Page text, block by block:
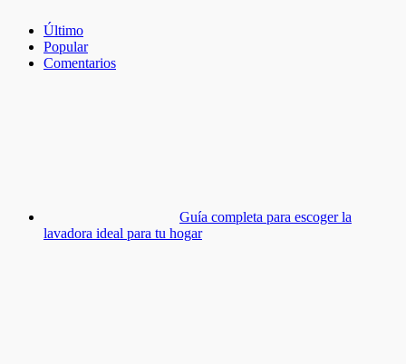
Último
Popular
Comentarios
Guía completa para escoger la
lavadora ideal para tu hogar